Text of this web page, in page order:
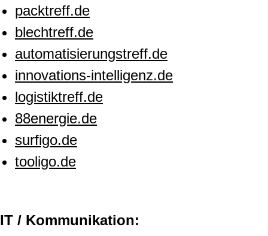
packtreff.de
blechtreff.de
automatisierungstreff.de
innovations-intelligenz.de
logistiktreff.de
88energie.de
surfigo.de
tooligo.de
IT / Kommunikation: